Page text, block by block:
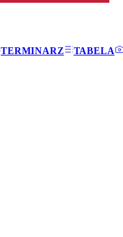
TERMINARZ TABELA